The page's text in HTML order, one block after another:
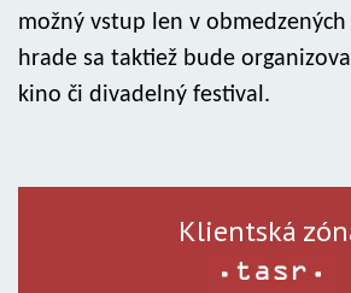
možný vstup len v
hrade sa taktiež bude
kino či divadelný festival.
Klientská